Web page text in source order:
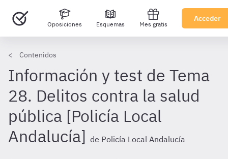
Oposiciones Esquemas Mes gratis
Acceder
Contenidos
Información y test de Tema
28. Delitos contra la salud
pública [Policía Local
Andalucía] de Policía Local Andalucía